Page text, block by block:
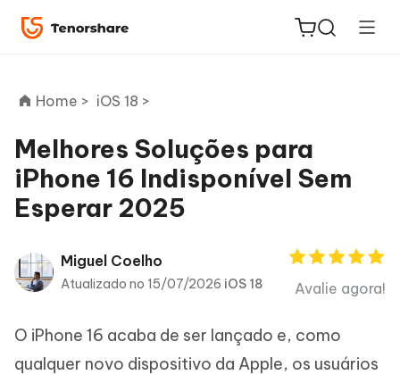
ReiBoot
for iOS
PDNob
PDF
iAnyGo
Home > iOS 18 >
Melhores Soluções para
iPhone 16 Indisponível Sem
Esperar 2025
Miguel Coelho
Atualizado no 15/07/2026 iOS 18 Avalie agora!
O iPhone 16 acaba de ser lançado e, como
qualquer novo dispositivo da Apple, os usuários